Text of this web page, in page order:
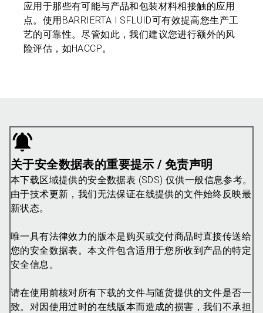
应用于那些有可能与产品和包装材料相接触的应用
点。使用BARRIERTA I SFLUID可有效提高您生产工
艺的可靠性。尽管如此，我们建议您进行额外的风
险评估，如HACCP。
关于安全数据表的重要提示 / 免责声明
本下载区域提供的安全数据表 (SDS) 仅供一般信息参考。
由于技术更新，我们无法保证在线提供的文件始终反映最
新状态。
唯一具有法律效力的版本是购买或交付商品时直接传送给
您的安全数据表。本文件包含适用于您所收到产品的特定
安全信息。
请在使用前核对所有下载的文件与随货提供的文件是否一
致。对因使用过时的在线版本而造成的损害，我们不承担